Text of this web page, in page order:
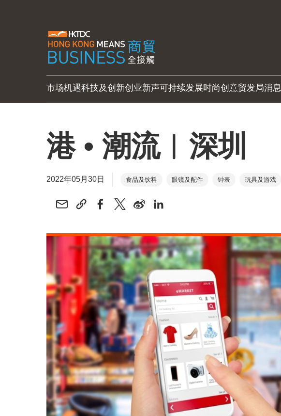
市场机遇科技及创新创业新声可持续发展时尚创意贸发局消息
港 • 潮流︱深圳
2022年05月30日 食品及饮料 眼镜及配件 钟表 玩具及游戏
中国内地